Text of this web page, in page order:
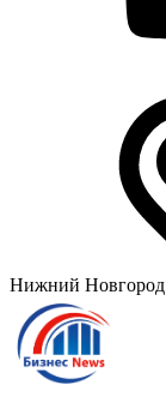
Нижний Новгород